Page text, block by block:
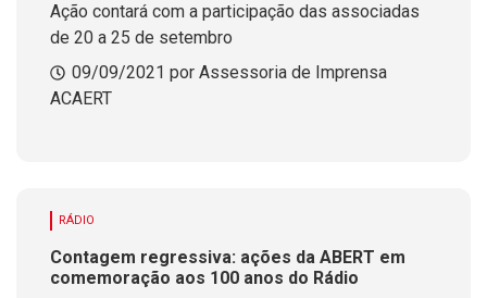
Ação contará com a participação das associadas
de 20 a 25 de setembro
09/09/2021 por Assessoria de Imprensa
ACAERT
RÁDIO
Contagem regressiva: ações da ABERT em
comemoração aos 100 anos do Rádio